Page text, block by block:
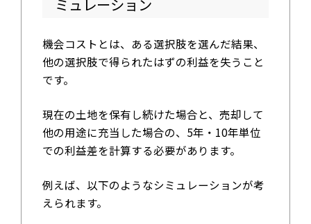
ミュレーション
機会コストとは、ある選択肢を選んだ結果、
他の選択肢で得られたはずの利益を失うこと
です。
現在の土地を保有し続けた場合と、売却して
他の用途に充当した場合の、5年・10年単位
での利益差を計算する必要があります。
例えば、以下のようなシミュレーションが考
えられます。